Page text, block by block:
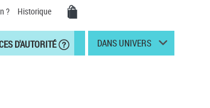
? Historique
D'AUTORITÉ DANS UNIVERS